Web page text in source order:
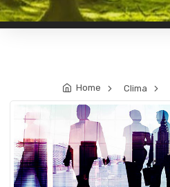
Home Clima
.
.